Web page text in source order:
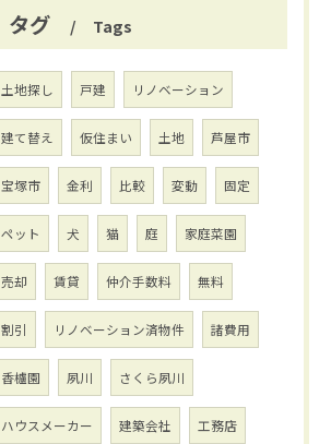
タグ Tags
土地探し 戸建 リノベーション
建て替え 仮住まい 土地 芦屋市
宝塚市 金利 比較 変動 固定
ペット 犬 猫 庭 家庭菜園
売却 賃貸 仲介手数料 無料
割引 リノベーション済物件 諸費用
香櫨園 夙川 さくら夙川
ハウスメーカー 建築会社 工務店